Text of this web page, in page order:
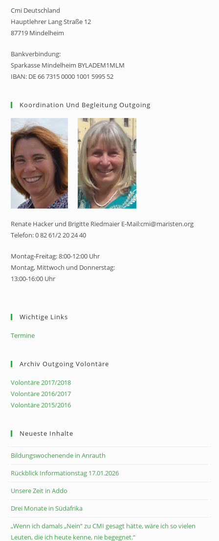
Cmi Deutschland
Hauptlehrer Lang Straße 12
87719 Mindelheim
Bankverbindung:
Sparkasse Mindelheim BYLADEM1MLM
IBAN: DE 66 7315 0000 1001 5995 52
Koordination Und Begleitung Outgoing
Renate Hacker und Brigitte Riedmaier E-Mail:cmi@maristen.org
Telefon: 0 82 61/2 20 24 40
Montag-Freitag: 8:00-12:00 Uhr
Montag, Mittwoch und Donnerstag:
13:00-16:00 Uhr
Wichtige Links
Termine
Archiv Outgoing Volontäre
Volontäre 2017/2018
Volontäre 2016/2017
Volontäre 2015/2016
Neueste Inhalte
Bildungswochenende in Anrauth
Rückblick Informationstag 17.01.2026
Unsere Zeit in Addo
Drei Monate in Südafrika
„Wenn ich damals „Nein“ zu CMI gesagt hätte, wäre ich so vielen
Leuten, die ich heute kenne, nie begegnet.“